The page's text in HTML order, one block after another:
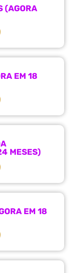
EM 18
MESES)
EM 18
(AGORA